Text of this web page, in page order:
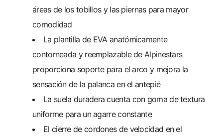
áreas de los tobillos y las piernas para mayor
comodidad
La plantilla de EVA anatómicamente
contorneada y reemplazable de Alpinestars
proporciona soporte para el arco y mejora la
sensación de la palanca en el antepié
La suela duradera cuenta con goma de textura
uniforme para un agarre constante
El cierre de cordones de velocidad en el